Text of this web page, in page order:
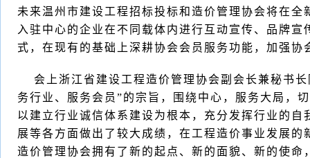
未来温州市建设工程招标投标和造价管理协会将在
入驻中心的企业在不同载体内进行互动宣传、品牌
式，在现有的基础上深耕协会会员服务功能，加强
会上浙江省建设工程造价管理协会副会长兼秘书长
务行业、服务会员”的宗旨，围绕中心，服务大局，
以建立行业诚信体系建设为根本，充分发挥行业的
展等各方面做出了较大成绩，在工程造价事业发展
造价管理协会拥有了新的起点、新的面貌、新的使